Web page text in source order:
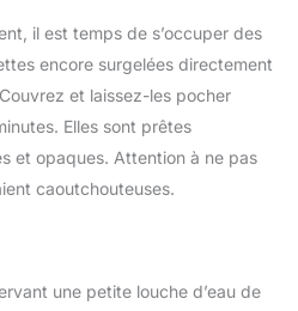
il est temps de s’occuper des
encore surgelées directement
et laissez-les pocher
Elles sont prêtes
et opaques. Attention à ne pas
caoutchouteuses.
une petite louche d’eau de